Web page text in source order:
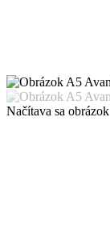
Načítava sa obrázok